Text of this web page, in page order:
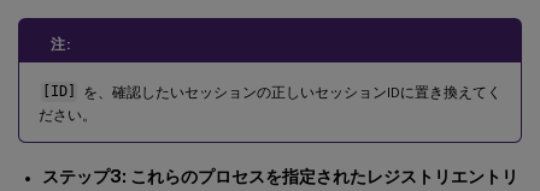
注:
[ID]
を、確認したいセッションの正しいセッションIDに置き換えてく
ださい。
ステップ3: これらのプロセスを指定されたレジストリエントリ